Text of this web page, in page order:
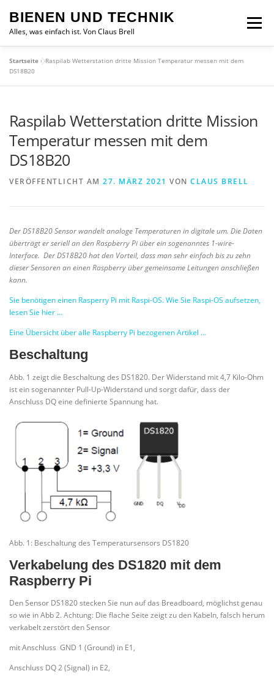
Inhalt
springen
BIENEN UND TECHNIK
Alles, was einfach ist. Von Claus Brell
Menü
Startseite »Raspilab Wetterstation dritte Mission Temperatur messen mit dem
DS18B20
Raspilab Wetterstation dritte Mission
Temperatur messen mit dem
DS18B20
VERÖFFENTLICHT AM 27. MÄRZ 2021 VON CLAUS BRELL
Der DS18B20 Sensor wandelt analoge Temperaturen in digitale um. Die Daten
überträgt er seriell an den Raspberry Pi über ein sogenanntes 1-wire-
Interface. Der DS18B20 hat den Vorteil, dass man sehr einfach bis zu zehn
dieser Sensoren an einen Raspberry über gemeinsame Leitungen anschließen
kann.
Sie benötigen einen Rasperry Pi mit Raspi-OS. Wie Sie Raspi-OS aufsetzen,
lesen Sie hier …
Eine Übersicht über alle Raspberry Pi bezogenen Artikel …
Beschaltung
Abb. 1 zeigt die Beschaltung des DS1820. Der Widerstand mit 4,7 Kilo-Ohm
ist ein sogenannter Pull-Up-Widerstand und sorgt dafür, dass der
Anschluss DQ eine definierte Spannung hat.
Abb. 1: Beschaltung des Temperatursensors DS1820
Verkabelung des DS1820 mit dem
Raspberry Pi
Den Sensor DS1820 stecken Sie nun auf das Breadboard, möglichst genau
so wie in Abb 2. Achtung: Die flache Seite zeigt zu den Kabeln, falsch herum
verkabelt zerstört den Sensor
mit Anschluss GND 1 (Ground) in E1,
Anschluss DQ 2 (Signal) in E2,